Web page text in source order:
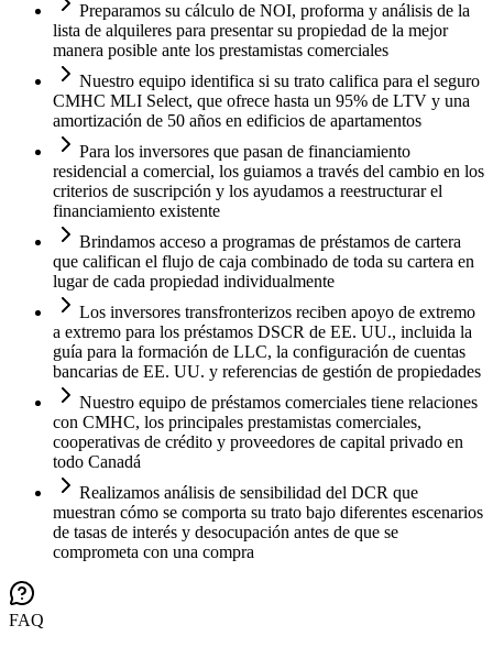
Preparamos su cálculo de NOI, proforma y análisis de la
lista de alquileres para presentar su propiedad de la mejor
manera posible ante los prestamistas comerciales
Nuestro equipo identifica si su trato califica para el seguro
CMHC MLI Select, que ofrece hasta un 95% de LTV y una
amortización de 50 años en edificios de apartamentos
Para los inversores que pasan de financiamiento
residencial a comercial, los guiamos a través del cambio en los
criterios de suscripción y los ayudamos a reestructurar el
financiamiento existente
Brindamos acceso a programas de préstamos de cartera
que califican el flujo de caja combinado de toda su cartera en
lugar de cada propiedad individualmente
Los inversores transfronterizos reciben apoyo de extremo
a extremo para los préstamos DSCR de EE. UU., incluida la
guía para la formación de LLC, la configuración de cuentas
bancarias de EE. UU. y referencias de gestión de propiedades
Nuestro equipo de préstamos comerciales tiene relaciones
con CMHC, los principales prestamistas comerciales,
cooperativas de crédito y proveedores de capital privado en
todo Canadá
Realizamos análisis de sensibilidad del DCR que
muestran cómo se comporta su trato bajo diferentes escenarios
de tasas de interés y desocupación antes de que se
comprometa con una compra
FAQ